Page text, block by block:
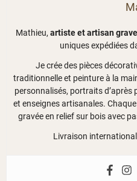
Mathieu, artiste et artisan
uniques expédiées
Je crée des pièces
traditionnelle et peinture à la
personnalisés, portraits
et enseignes artisanales.
gravée en relief sur bois avec
Livraison